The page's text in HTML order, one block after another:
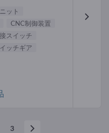
ット
CNC制御装置
スイッチ
ッチギア
3